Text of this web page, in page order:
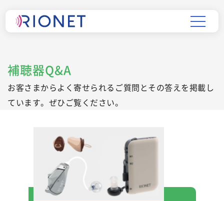
補聴器Q&A
お客さまからよく寄せられるご質問とその答えを掲載し
ています。ぜひご覧ください。